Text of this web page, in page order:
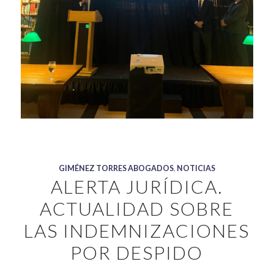
GIMÉNEZ TORRES ABOGADOS, NOTICIAS
ALERTA JURÍDICA.
ACTUALIDAD SOBRE
LAS INDEMNIZACIONES
POR DESPIDO